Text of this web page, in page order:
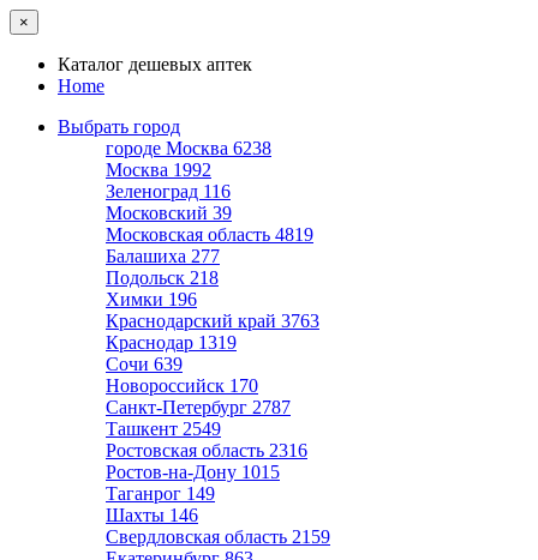
×
Каталог дешевых аптек
Home
Выбрать город
городе Москва 6238
Москва 1992
Зеленоград 116
Московский 39
Московская область 4819
Балашиха 277
Подольск 218
Химки 196
Краснодарский край 3763
Краснодар 1319
Сочи 639
Новороссийск 170
Санкт-Петербург 2787
Ташкент 2549
Ростовская область 2316
Ростов-на-Дону 1015
Таганрог 149
Шахты 146
Свердловская область 2159